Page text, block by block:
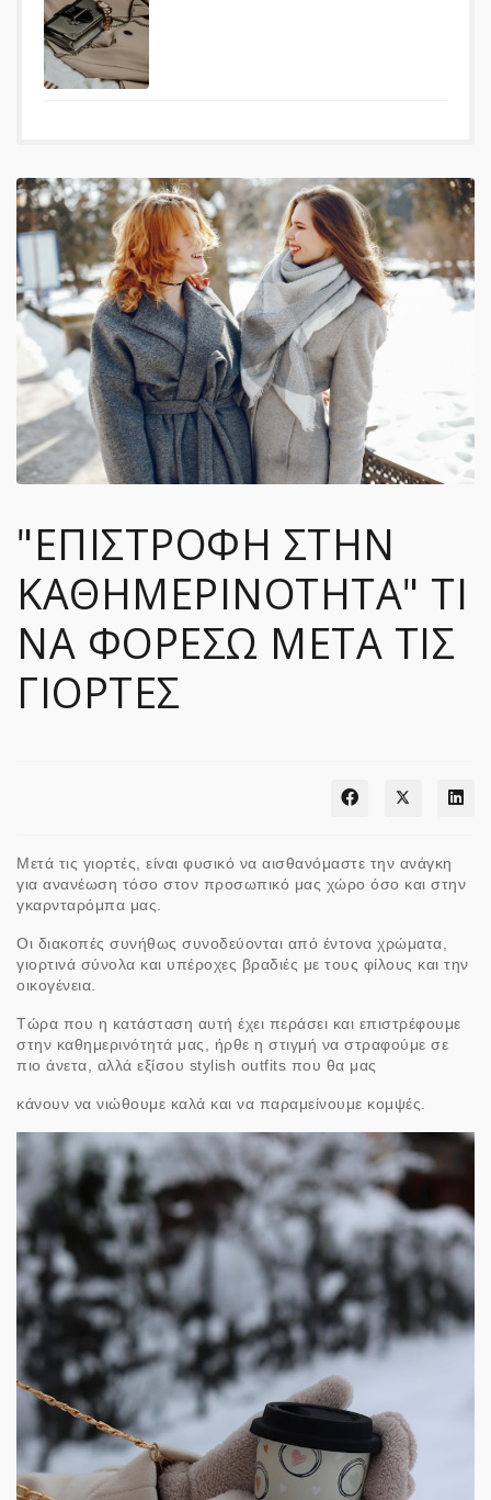
"ΕΠΙΣΤΡΟΦΗ ΣΤΗΝ
ΚΑΘΗΜΕΡΙΝΟΤΗΤΑ" ΤΙ
ΝΑ ΦΟΡΕΣΩ ΜΕΤΑ ΤΙΣ
ΓΙΟΡΤΕΣ
Μετά τις γιορτές, είναι φυσικό να αισθανόμαστε την ανάγκη
για ανανέωση τόσο στον προσωπικό μας χώρο όσο και στην
γκαρνταρόμπα μας.
Οι διακοπές συνήθως συνοδεύονται από έντονα χρώματα,
γιορτινά σύνολα και υπέροχες βραδιές με τους φίλους και την
οικογένεια.
Τώρα που η κατάσταση αυτή έχει περάσει και επιστρέφουμε
στην καθημερινότητά μας, ήρθε η στιγμή να στραφούμε σε
πιο άνετα, αλλά εξίσου stylish outfits που θα μας
κάνουν να νιώθουμε καλά και να παραμείνουμε κομψές.